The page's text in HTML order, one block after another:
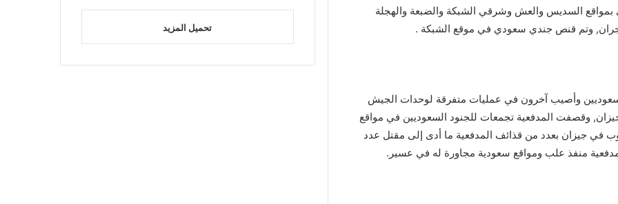
السديس والعش وشرقي الشبكة والضبعة والهجلة
وتم قنص جندي سعودي في موقع الشبكة .
وأصيب آخرون في عمليات متفرقة لوحدات الجيش
وقصفت المدفعية تجمعات للجنود السعوديين في مواقع
في جيزان بعدد من قذائف المدفعية ما أدى إلى مقتل عدد
منفذ علب ومواقع سعودية مجاورة له في عسير.
تحميل المزيد